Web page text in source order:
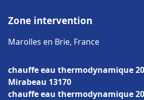
Zone intervention
Marolles en Brie, France
chauffe eau thermodynamique
Mirabeau 13170
chauffe eau thermodynamique